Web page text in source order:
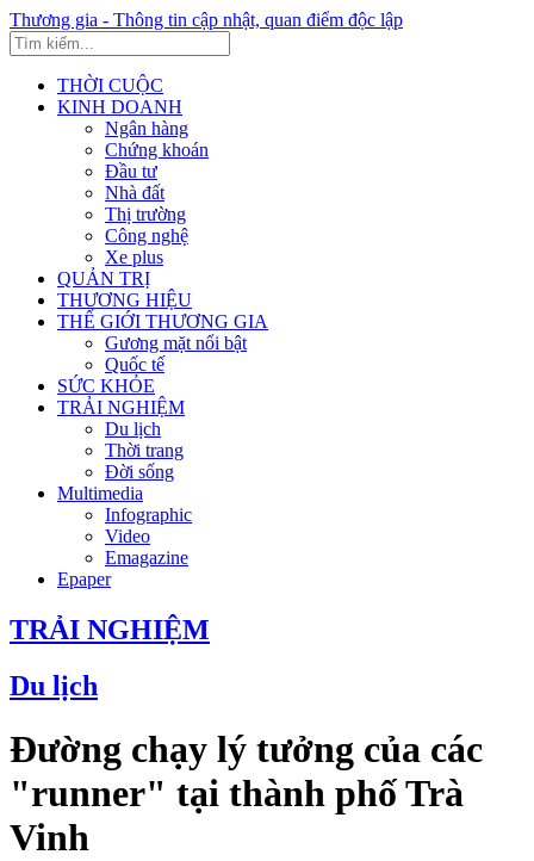
Thương gia - Thông tin cập nhật, quan điểm độc lập
THỜI CUỘC
KINH DOANH
Ngân hàng
Chứng khoán
Đầu tư
Nhà đất
Thị trường
Công nghệ
Xe plus
QUẢN TRỊ
THƯƠNG HIỆU
THẾ GIỚI THƯƠNG GIA
Gương mặt nổi bật
Quốc tế
SỨC KHỎE
TRẢI NGHIỆM
Du lịch
Thời trang
Đời sống
Multimedia
Infographic
Video
Emagazine
Epaper
TRẢI NGHIỆM
Du lịch
Đường chạy lý tưởng của các
"runner" tại thành phố Trà
Vinh